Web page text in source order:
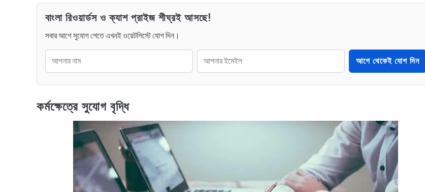
বাংলা রিওয়ার্ডস ও ক্যাশ প্রাইজ শীঘ্রই আসছে!
সবার আগে সুযোগ পেতে এখনই ওয়েটলিস্টে যোগ দিন।
আগে থেকেই যোগ দিন
কর্মক্ষেত্রে সুযোগ বৃদ্ধি